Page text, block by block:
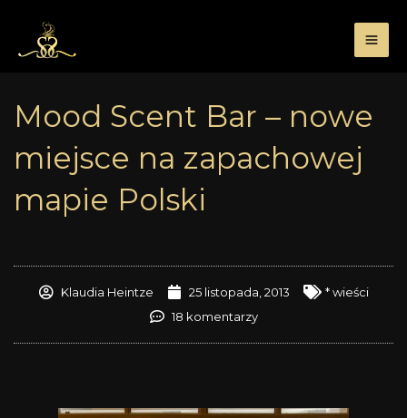
treści
Mood Scent Bar – nowe
miejsce na zapachowej
mapie Polski
Klaudia Heintze 25 listopada, 2013
* wieści
18 komentarzy